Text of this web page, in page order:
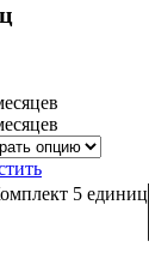
5 единиц